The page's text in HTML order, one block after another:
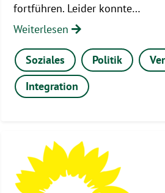
fortführen. Leider konnte…
Weiterlesen
Soziales Politik
Integration